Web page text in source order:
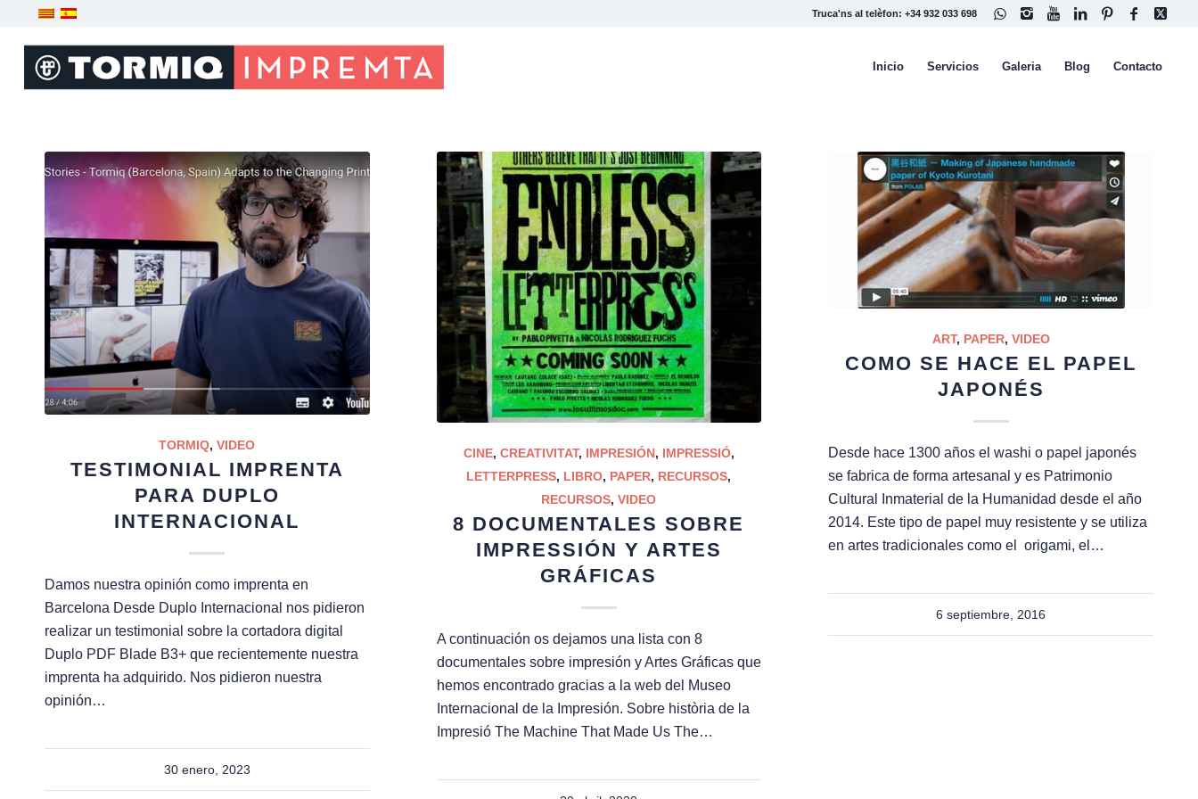
Truca'ns al telèfon: +34 932 033 698
Inicio Servicios Galeria Blog Contacto
TORMIQ,VIDEO
TESTIMONIAL IMPRENTA
PARA DUPLO
INTERNACIONAL
Damos nuestra opinión como imprenta en
Barcelona Desde Duplo Internacional nos pidieron
realizar un testimonial sobre la cortadora digital
Duplo PDF Blade B3+ que recientemente nuestra
imprenta ha adquirido. Nos pidieron nuestra
opinión…
30 enero, 2023
CINE, CREATIVITAT, IMPRESIÓN, IMPRESSIÓ,
LETTERPRESS, LIBRO, PAPER, RECURSOS,
RECURSOS,VIDEO
8 DOCUMENTALES SOBRE
IMPRESSIÓN Y ARTES
GRÁFICAS
A continuación os dejamos una lista con 8
documentales sobre impresión y Artes Gráficas que
hemos encontrado gracias a la web del Museo
Internacional de la Impresión. Sobre història de la
Impresió The Machine That Made Us The…
ART, PAPER, VIDEO
COMO SE HACE EL PAPEL
JAPONÉS
Desde hace 1300 años el washi o papel japonés
se fabrica de forma artesanal y es Patrimonio
Cultural Inmaterial de la Humanidad desde el año
2014. Este tipo de papel muy resistente y se utiliza
en artes tradicionales como el origami, el…
6 septiembre, 2016